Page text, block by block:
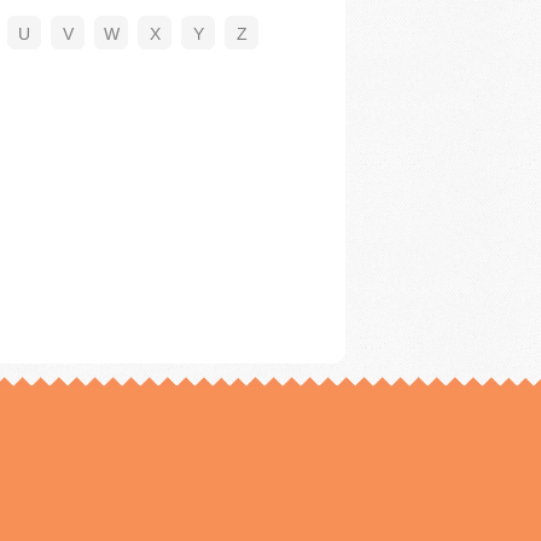
U V W X Y Z